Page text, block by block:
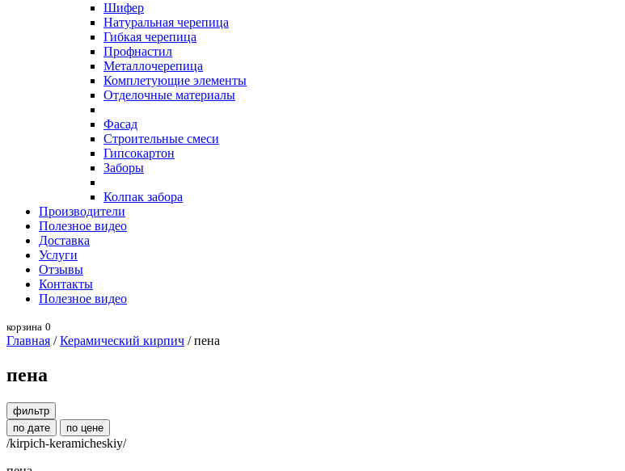
Шифер
Натуральная черепица
Гибкая черепица
Профнастил
Металлочерепица
Комплетующие элементы
Отделочные материалы
Фасад
Строительные смеси
Гипсокартон
Заборы
Колпак забора
Производители
Полезное видео
Доставка
Услуги
Отзывы
Контакты
Полезное видео
корзина 0
Главная /Керамический кирпич / пена
пена
фильтр
по дате
по цене
/kirpich-keramicheskiy/